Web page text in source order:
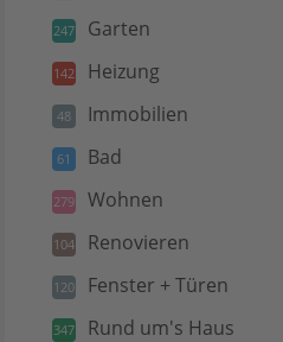
247 Garten
142 Heizung
48 Immobilien
61 Bad
279 Wohnen
104 Renovieren
120 Fenster + Türen
347 Rund um's Haus